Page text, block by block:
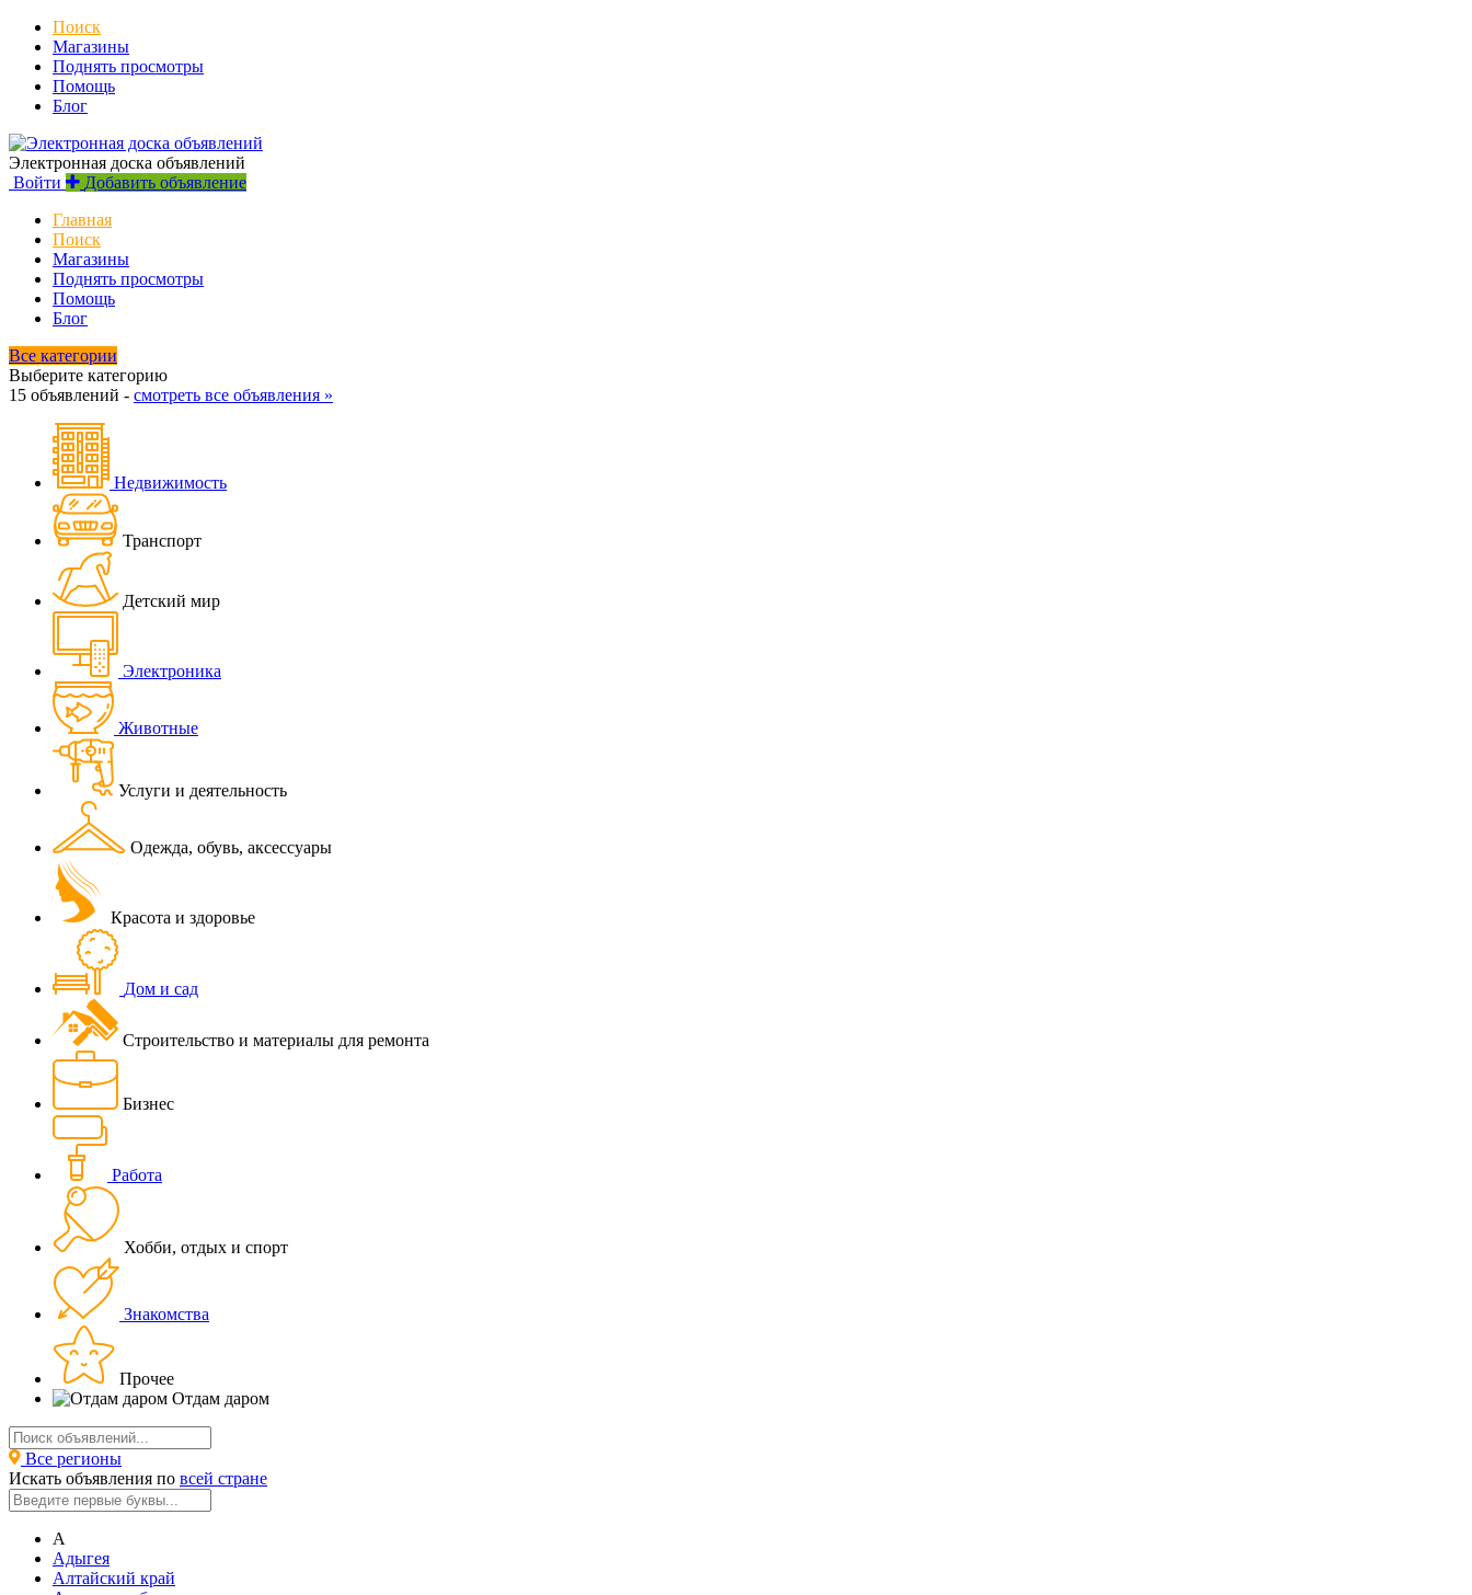
Поиск
Магазины
Поднять просмотры
Помощь
Блог
Электронная доска объявлений
Войти
Добавить объявление
Главная
Поиск
Магазины
Поднять просмотры
Помощь
Блог
Все категории
Выберите категорию
15 объявлений - смотреть все объявления »
Недвижимость
Транспорт
Детский мир
Электроника
Животные
Услуги и деятельность
Одежда, обувь, аксессуары
Красота и здоровье
Дом и сад
Строительство и материалы для ремонта
Бизнес
Работа
Хобби, отдых и спорт
Знакомства
Прочее
Отдам даром
Все регионы
Искать объявления по всей стране
А
Адыгея
Алтайский край